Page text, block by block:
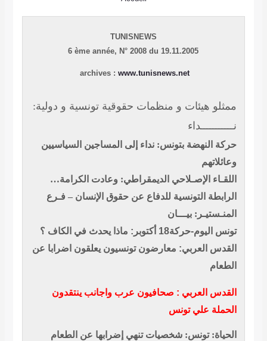
TUNISNEWS
6 ème année, N° 2008 du 19.11.2005
archives : www.tunisnews.net
ممثلو هيئات و منظمات حقوقية تونسية و دولية:
نـــــــــــداء
حركة النهضة بتونس: نداء إلى المساجين السياسيين
وعائلاتهم
اللقـاء الإصـلاحي الديمقراطي: وعادت الكرامة…
الرابطة التونسية للدفاع عن حقوق الإنسان – فـرع
المنـستيـر: بيـــان
تونس اليوم-حركة18
أكتوبر: ماذا يحدث في الكاف ؟
القدس العربي: معارضون تونسيون يعلقون اضرابا عن
الطعام
القدس العربي : صحافيون عرب واجانب ينتقدون
الحملة علي تونس
الحياة: تونس: شخصيات تنهي إضرابها عن الطعام